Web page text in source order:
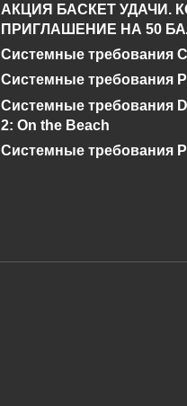
и где его найти
Genshin
0 528
АКЦИЯ БАСКЕТ УДАЧИ.
ПРИГЛАШЕНИЕ НА 50
Системные требования
Системные требования
Системные требования
2: On the Beach
Системные требования